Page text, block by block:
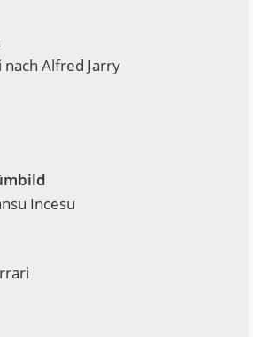
Alfred Jarry
Incesu